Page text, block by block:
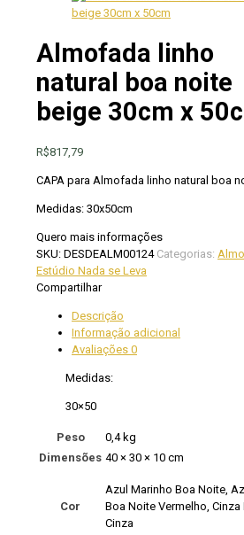
Almofada linho
natural boa noite
beige 30cm x
R$817,79
CAPA para Almofada linho natural boa
Medidas: 30x50cm
Quero mais informações
SKU: DESDEALM00124 Categorias:
Estúdio Nada se Leva
Compartilhar
Descrição
Informação adicional
Avaliações 0
Medidas:
30×50
Peso
0,4 kg
Dimensões 40 × 30 × 10 cm
Cor
Azul Marinho Boa Noite,
Boa Noite Vermelho,
Cinza